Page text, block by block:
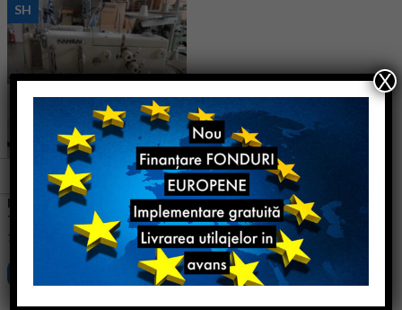
SH
MASINA DE APLICAT BETELIE
TIP JEANS KANSAI DLR-
1508P
X